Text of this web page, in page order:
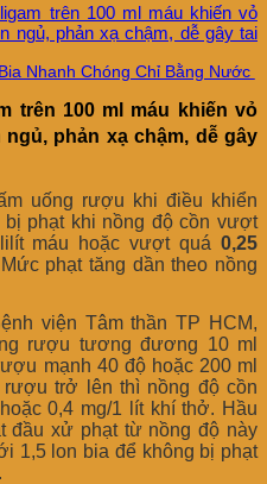
trên 100 ml máu khiến vỏ
ngủ, phản xạ chậm, dễ gây tai
Nhanh Chóng Chỉ Bằng Nước
trên 100 ml máu khiến vỏ
phản xạ chậm, dễ gây
uống rượu khi điều khiển
phạt khi nồng độ cồn vượt
máu hoặc vượt quá0,25
phạt tăng dần theo nồng
viện Tâm thần TP HCM,
rượu tương đương 10 ml
mạnh 40 độ hoặc 200 ml
trở lên thì nồng độ cồn
0,4 mg/1 lít khí thở. Hầu
đầu xử phạt từ nồng độ này
1,5 lon bia để không bị phạt